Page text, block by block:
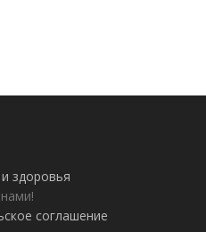
здоровья
соглашение